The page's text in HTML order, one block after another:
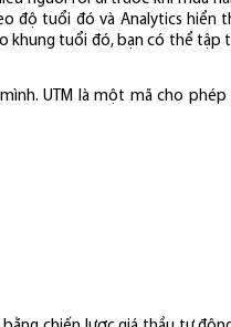
độ tuổi đó và Analytics hiển
khung tuổi đó, bạn có thể tập
mình. UTM là một mã cho